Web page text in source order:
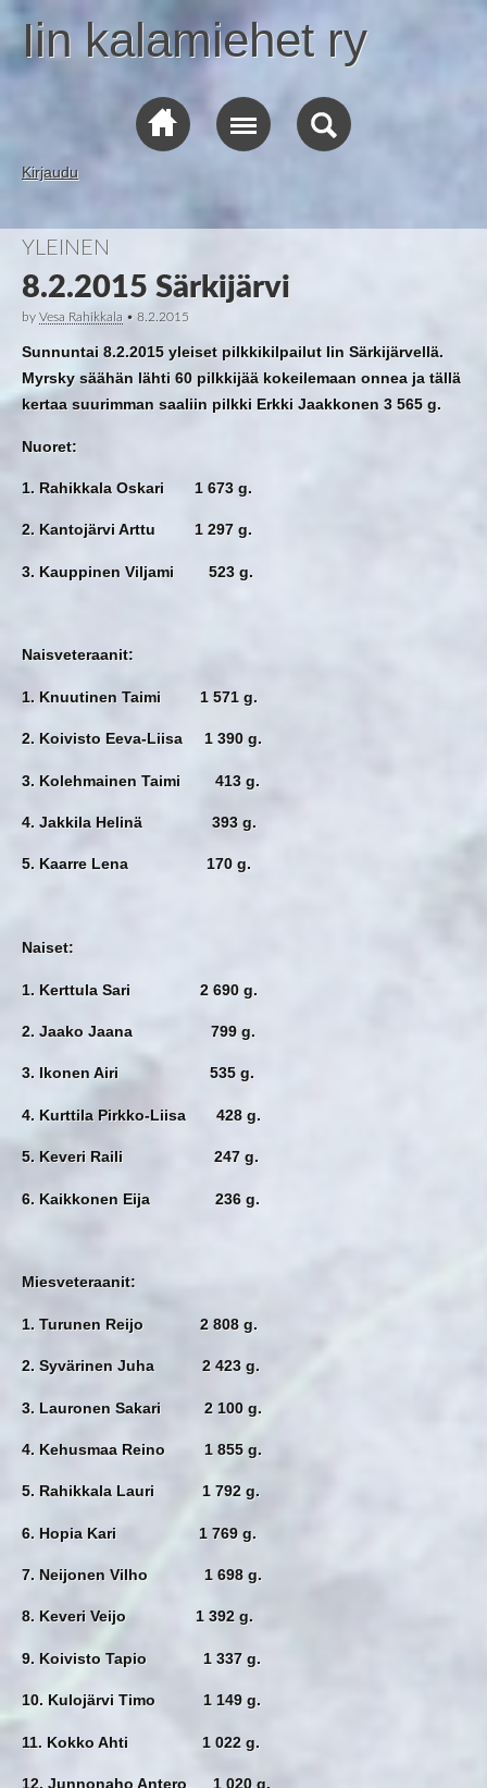
Iin kalamiehet ry
Kirjaudu
YLEINEN
8.2.2015 Särkijärvi
by Vesa Rahikkala • 8.2.2015
Sunnuntai 8.2.2015 yleiset pilkkikilpailut Iin Särkijärvellä.
Myrsky säähän lähti 60 pilkkijää kokeilemaan onnea ja tällä
kertaa suurimman saaliin pilkki Erkki Jaakkonen 3 565 g.
Nuoret:
1. Rahikkala Oskari 1 673 g.
2. Kantojärvi Arttu 1 297 g.
3. Kauppinen Viljami 523 g.
Naisveteraanit:
1. Knuutinen Taimi 1 571 g.
2. Koivisto Eeva-Liisa 1 390 g.
3. Kolehmainen Taimi 413 g.
4. Jakkila Helinä 393 g.
5. Kaarre Lena 170 g.
Naiset:
1. Kerttula Sari 2 690 g.
2. Jaako Jaana 799 g.
3. Ikonen Airi 535 g.
4. Kurttila Pirkko-Liisa 428 g.
5. Keveri Raili 247 g.
6. Kaikkonen Eija 236 g.
Miesveteraanit:
1. Turunen Reijo 2 808 g.
2. Syvärinen Juha 2 423 g.
3. Lauronen Sakari 2 100 g.
4. Kehusmaa Reino 1 855 g.
5. Rahikkala Lauri 1 792 g.
6. Hopia Kari 1 769 g.
7. Neijonen Vilho 1 698 g.
8. Keveri Veijo 1 392 g.
9. Koivisto Tapio 1 337 g.
10. Kulojärvi Timo 1 149 g.
11. Kokko Ahti 1 022 g.
12. Junnonaho Antero 1 020 g.